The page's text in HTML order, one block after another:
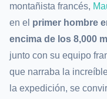
montañista francés,
en el primer hombre
encima de los 8,000 m
junto con su equipo
que narraba la
la expedición, se